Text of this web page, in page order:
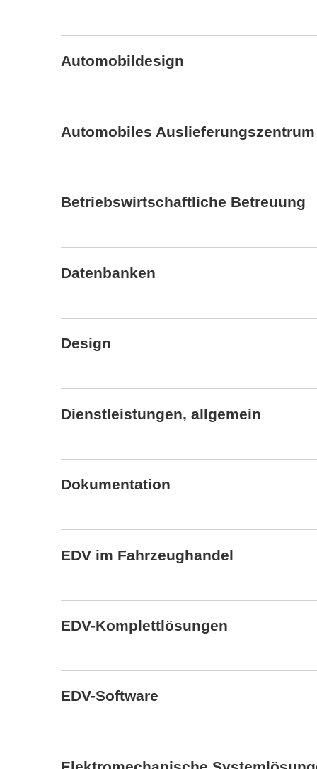
Automobildesign
Automobiles Auslieferungszentrum
Betriebswirtschaftliche Betreuung
Datenbanken
Design
Dienstleistungen, allgemein
Dokumentation
EDV im Fahrzeughandel
EDV-Komplettlösungen
EDV-Software